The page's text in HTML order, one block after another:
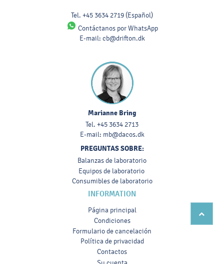
Tel. +45 3634 2719 (Español)
Contáctanos por WhatsApp
E-mail: cb@drifton.dk
Marianne Bring
Tel. +45 3634 2713
E-mail: mb@dacos.dk
PREGUNTAS SOBRE:
Balanzas de laboratorio
Equipos de laboratorio
Consumibles de laboratorio
INFORMATION
Página principal
Condiciones
Formulario de cancelación
Política de privacidad
Contactos